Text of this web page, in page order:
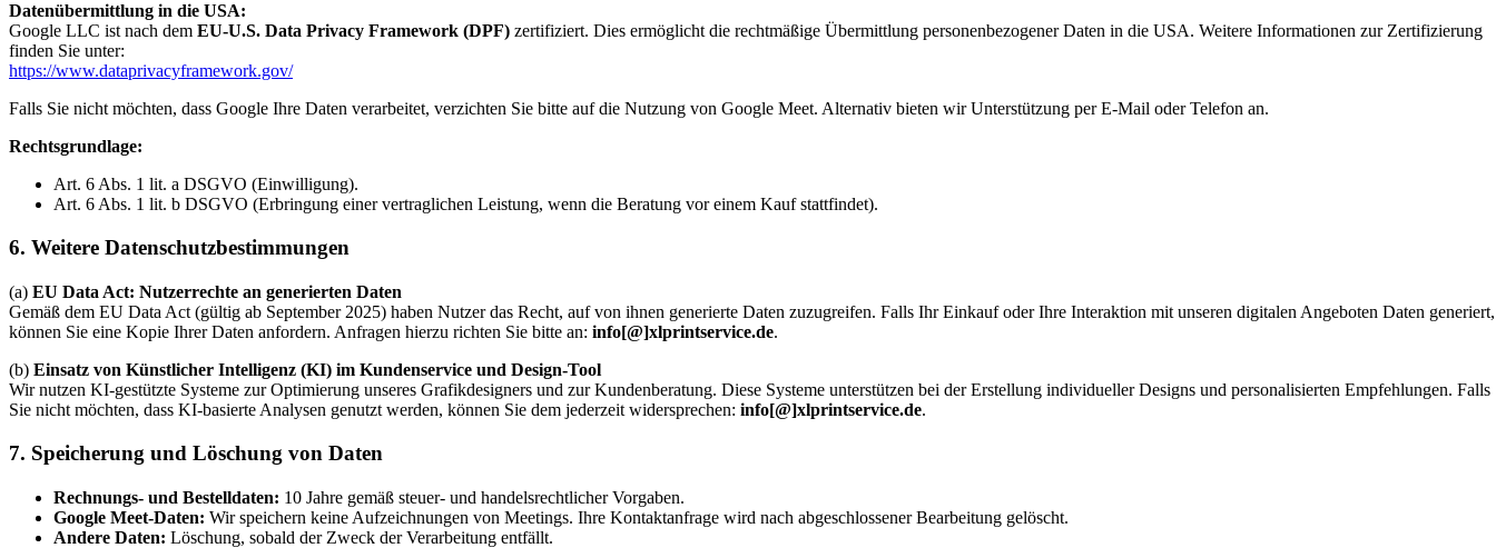
Datenübermittlung in die USA:
Google LLC ist nach dem EU-U.S. Data Privacy Framework (DPF) zertifiziert. Dies ermöglicht die rechtmäßige Übermittlung personenbezogener Daten in die USA. Weitere Informationen zur Zertifizierung
finden Sie unter:
https://www.dataprivacyframework.gov/
Falls Sie nicht möchten, dass Google Ihre Daten verarbeitet, verzichten Sie bitte auf die Nutzung von Google Meet. Alternativ bieten wir Unterstützung per E-Mail oder Telefon an.
Rechtsgrundlage:
Art. 6 Abs. 1 lit. a DSGVO (Einwilligung).
Art. 6 Abs. 1 lit. b DSGVO (Erbringung einer vertraglichen Leistung, wenn die Beratung vor einem Kauf stattfindet).
6. Weitere Datenschutzbestimmungen
(a) EU Data Act: Nutzerrechte an generierten Daten
Gemäß dem EU Data Act (gültig ab September 2025) haben Nutzer das Recht, auf von ihnen generierte Daten zuzugreifen. Falls Ihr Einkauf oder Ihre Interaktion mit unseren digitalen Angeboten Daten generiert,
können Sie eine Kopie Ihrer Daten anfordern. Anfragen hierzu richten Sie bitte an: info[@]xlprintservice.de.
(b) Einsatz von Künstlicher Intelligenz (KI) im Kundenservice und Design-Tool
Wir nutzen KI-gestützte Systeme zur Optimierung unseres Grafikdesigners und zur Kundenberatung. Diese Systeme unterstützen bei der Erstellung individueller Designs und personalisierten Empfehlungen. Falls
Sie nicht möchten, dass KI-basierte Analysen genutzt werden, können Sie dem jederzeit widersprechen: info[@]xlprintservice.de.
7. Speicherung und Löschung von Daten
Rechnungs- und Bestelldaten: 10 Jahre gemäß steuer- und handelsrechtlicher Vorgaben.
Google Meet-Daten: Wir speichern keine Aufzeichnungen von Meetings. Ihre Kontaktanfrage wird nach abgeschlossener Bearbeitung gelöscht.
Andere Daten: Löschung, sobald der Zweck der Verarbeitung entfällt.